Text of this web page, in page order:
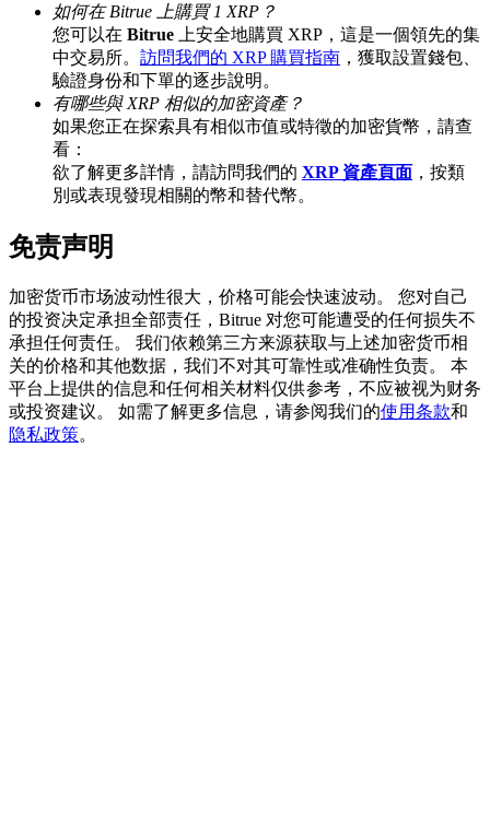
BTC 專享獎勵
BTC 專享獎勵
充值CASHCAT & 赢取
瓜分 500000 CASHCAT 獎池
如何在 Bitrue 上購買 1 XRP？
您可以在 Bitrue 上安全地購買 XRP，這是一個領先的集
中交易所。 訪問我們的 XRP 購買指南 ，獲取設置錢包、
驗證身份和下單的逐步說明。
有哪些與 XRP 相似的加密資產？
如果您正在探索具有相似市值或特徵的加密貨幣，請查
看：
欲了解更多詳情，請訪問我們的 XRP 資產頁面 ，按類
別或表現發現相關的幣和替代幣。
免责声明
加密货币市场波动性很大，价格可能会快速波动。 您对自己
的投资决定承担全部责任，Bitrue 对您可能遭受的任何损失不
承担任何责任。 我们依赖第三方来源获取与上述加密货币相
关的价格和其他数据，我们不对其可靠性或准确性负责。 本
平台上提供的信息和任何相关材料仅供参考，不应被视为财务
或投资建议。 如需了解更多信息，请参阅我们的使用条款和
隐私政策。